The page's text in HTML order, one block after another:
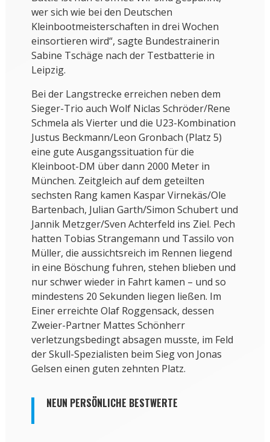
wer sich wie bei den Deutschen
Kleinbootmeisterschaften in drei Wochen
einsortieren wird“, sagte Bundestrainerin
Sabine Tschäge nach der Testbatterie in
Leipzig.
Bei der Langstrecke erreichen neben dem
Sieger-Trio auch Wolf Niclas Schröder/Rene
Schmela als Vierter und die U23-Kombination
Justus Beckmann/Leon Gronbach (Platz 5)
eine gute Ausgangssituation für die
Kleinboot-DM über dann 2000 Meter in
München. Zeitgleich auf dem geteilten
sechsten Rang kamen Kaspar Virnekäs/Ole
Bartenbach, Julian Garth/Simon Schubert und
Jannik Metzger/Sven Achterfeld ins Ziel. Pech
hatten Tobias Strangemann und Tassilo von
Müller, die aussichtsreich im Rennen liegend
in eine Böschung fuhren, stehen blieben und
nur schwer wieder in Fahrt kamen – und so
mindestens 20 Sekunden liegen ließen. Im
Einer erreichte Olaf Roggensack, dessen
Zweier-Partner Mattes Schönherr
verletzungsbedingt absagen musste, im Feld
der Skull-Spezialisten beim Sieg von Jonas
Gelsen einen guten zehnten Platz.
NEUN PERSÖNLICHE BESTWERTE